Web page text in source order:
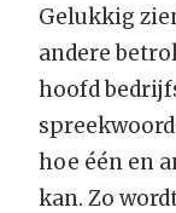
Gelukkig
andere
hoofd
hoe één en
kan. Zo